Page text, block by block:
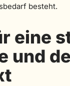
besteht.
eine
und